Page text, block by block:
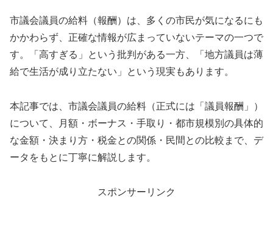
市議会議員の給料（報酬）は、多くの市民が気になるにも
かかわらず、正確な情報が広まっていないテーマの一つで
す。「高すぎる」という批判がある一方、「地方議員は薄
給で生活が成り立たない」という現実もあります。
本記事では、市議会議員の給料（正式には「議員報酬」）
について、月額・ボーナス・手取り・都市規模別の具体的
な金額・決まり方・税金との関係・民間との比較まで、デ
ータをもとに丁寧に解説します。
スポンサーリンク